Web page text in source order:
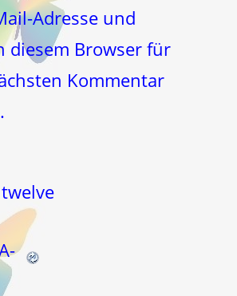
Adresse und
diesem Browser für
Kommentar
= twelve